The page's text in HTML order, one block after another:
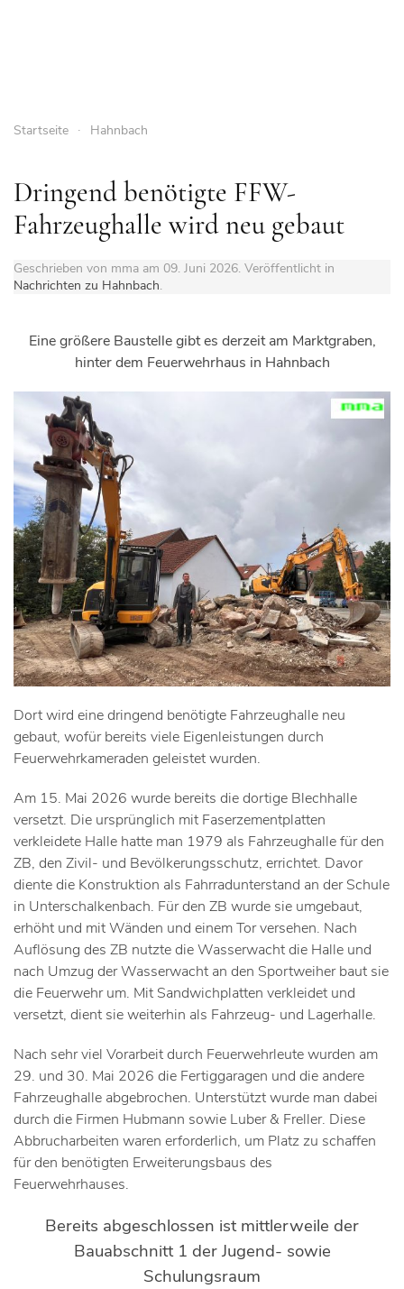
Startseite Hahnbach
Dringend benötigte FFW-
Fahrzeughalle wird neu gebaut
Geschrieben von mma am 09. Juni 2026. Veröffentlicht in
Nachrichten zu Hahnbach.
Eine größere Baustelle gibt es derzeit am Marktgraben,
hinter dem Feuerwehrhaus in Hahnbach
Dort wird eine dringend benötigte Fahrzeughalle neu
gebaut, wofür bereits viele Eigenleistungen durch
Feuerwehrkameraden geleistet wurden.
Am 15. Mai 2026 wurde bereits die dortige Blechhalle
versetzt. Die ursprünglich mit Faserzementplatten
verkleidete Halle hatte man 1979 als Fahrzeughalle für den
ZB, den Zivil- und Bevölkerungsschutz, errichtet. Davor
diente die Konstruktion als Fahrradunterstand an der Schule
in Unterschalkenbach. Für den ZB wurde sie umgebaut,
erhöht und mit Wänden und einem Tor versehen. Nach
Auflösung des ZB nutzte die Wasserwacht die Halle und
nach Umzug der Wasserwacht an den Sportweiher baut sie
die Feuerwehr um. Mit Sandwichplatten verkleidet und
versetzt, dient sie weiterhin als Fahrzeug- und Lagerhalle.
Nach sehr viel Vorarbeit durch Feuerwehrleute wurden am
29. und 30. Mai 2026 die Fertiggaragen und die andere
Fahrzeughalle abgebrochen. Unterstützt wurde man dabei
durch die Firmen Hubmann sowie Luber & Freller. Diese
Abbrucharbeiten waren erforderlich, um Platz zu schaffen
für den benötigten Erweiterungsbaus des
Feuerwehrhauses.
Bereits abgeschlossen ist mittlerweile der
Bauabschnitt 1 der Jugend- sowie
Schulungsraum